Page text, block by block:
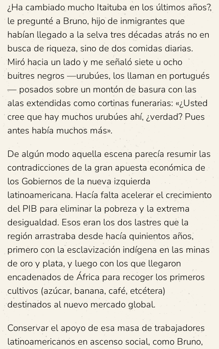
¿Ha cambiado mucho Itaituba en los últimos años?,
le pregunté a Bruno, hijo de inmigrantes que
habían llegado a la selva tres décadas atrás no en
busca de riqueza, sino de dos comidas diarias.
Miró hacia un lado y me señaló siete u ocho
buitres negros —urubúes, los llaman en portugués
— posados sobre un montón de basura con las
alas extendidas como cortinas funerarias: «¿Usted
cree que hay muchos urubúes ahí, ¿verdad? Pues
antes había muchos más».
De algún modo aquella escena parecía resumir las
contradicciones de la gran apuesta económica de
los Gobiernos de la nueva izquierda
latinoamericana. Hacía falta acelerar el crecimiento
del PIB para eliminar la pobreza y la extrema
desigualdad. Esos eran los dos lastres que la
región arrastraba desde hacía quinientos años,
primero con la esclavización indígena en las minas
de oro y plata, y luego con los que llegaron
encadenados de África para recoger los primeros
cultivos (azúcar, banana, café, etcétera)
destinados al nuevo mercado global.
Conservar el apoyo de esa masa de trabajadores
latinoamericanos en ascenso social, como Bruno,